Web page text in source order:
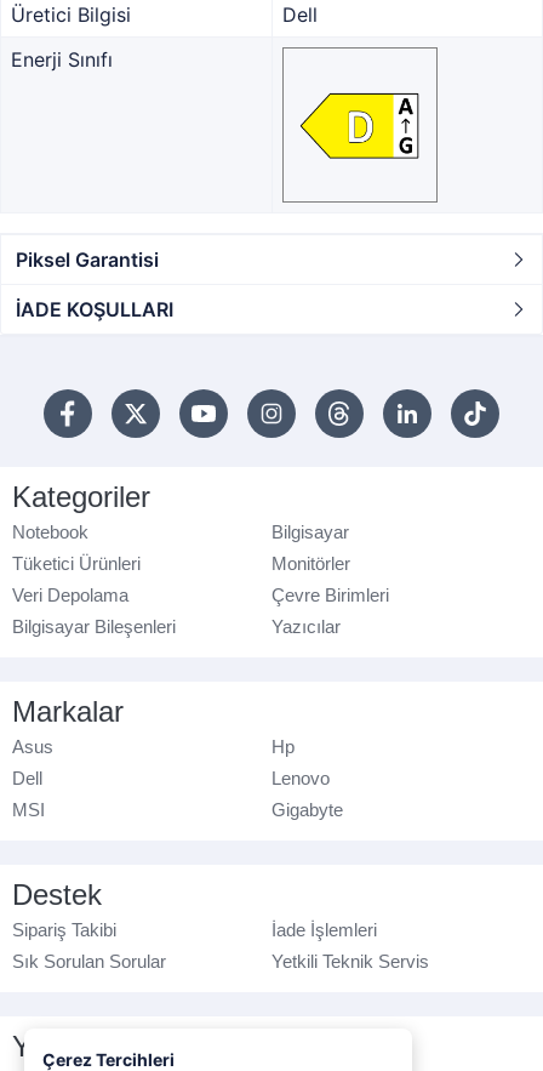
Üretici Bilgisi
Dell
Enerji Sınıfı
Piksel Garantisi
İADE KOŞULLARI
Kategoriler
Notebook
Bilgisayar
Tüketici Ürünleri
Monitörler
Veri Depolama
Çevre Birimleri
Bilgisayar Bileşenleri
Yazıcılar
Markalar
Asus
Hp
Dell
Lenovo
MSI
Gigabyte
Destek
Sipariş Takibi
İade İşlemleri
Sık Sorulan Sorular
Yetkili Teknik Servis
Yasal Bilgilendirme
Çerez Tercihleri